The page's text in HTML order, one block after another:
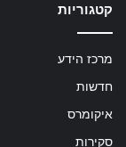
קטגוריות
מרכז הידע
חדשות
איקומרס
סקירות